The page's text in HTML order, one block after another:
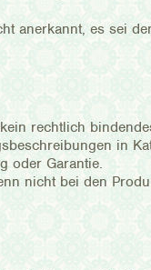
anerkannt, es sei
rechtlich
in
oder Garantie.
nicht bei den